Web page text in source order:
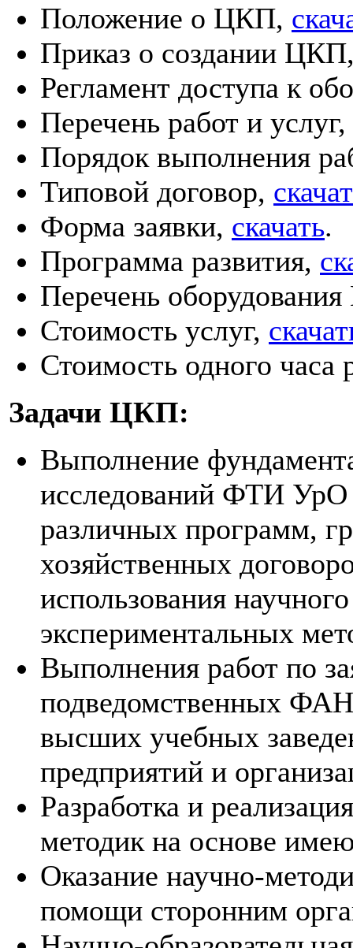
Положение о ЦКП,
Приказ о создании
Регламент доступа к
Перечень работ и услуг,
Порядок выполнения
Типовой договор,
Форма заявки, скачать.
Программа развития,
Перечень
Стоимость услуг,
Стоимость одного
Задачи ЦКП:
Выполнение
исследований ФТИ
различных программ,
хозяйственных
использования
экспериментальных
Выполнения работ по
подведомственных
высших учебных
предприятий и
Разработка и
методик на основе
Оказание научно-
помощи сторонним